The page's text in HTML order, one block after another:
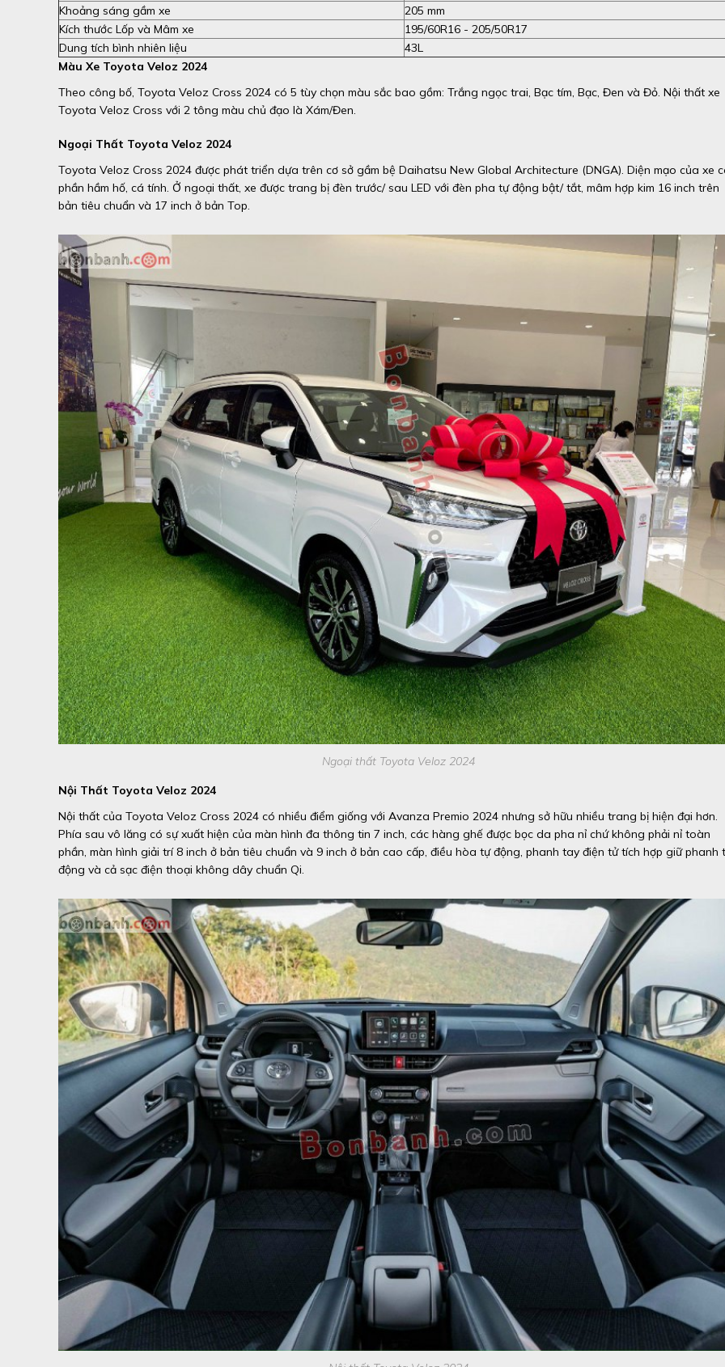
Khoảng sáng gầm xe
205 mm
Kích thước Lốp và Mâm xe
195/60R16 - 205/50R17
Dung tích bình nhiên liệu
43L
Màu Xe Toyota Veloz 2024
Theo công bố, Toyota Veloz Cross 2024 có 5 tùy chọn màu sắc bao gồm: Trắng ngọc trai, Bạc tím, Bạc, Đen và Đỏ. Nội thất xe
Toyota Veloz Cross với 2 tông màu chủ đạo là Xám/Đen.
Ngoại Thất Toyota Veloz 2024
Toyota Veloz Cross 2024 được phát triển dựa trên cơ sở gầm bệ Daihatsu New Global Architecture (DNGA). Diện mạo của xe
phần hầm hố, cá tính. Ở ngoại thất, xe được trang bị đèn trước/ sau LED với đèn pha tự động bật/ tắt, mâm hợp kim 16 inch trên
bản tiêu chuẩn và 17 inch ở bản Top.
Ngoại thất Toyota Veloz 2024
Nội Thất Toyota Veloz 2024
Nội thất của Toyota Veloz Cross 2024 có nhiều điểm giống với Avanza Premio 2024 nhưng sở hữu nhiều trang bị hiện đại hơn.
Phía sau vô lăng có sự xuất hiện của màn hình đa thông tin 7 inch, các hàng ghế được bọc da pha nỉ chứ không phải nỉ toàn
phần, màn hình giải trí 8 inch ở bản tiêu chuẩn và 9 inch ở bản cao cấp, điều hòa tự động, phanh tay điện tử tích hợp giữ phanh
động và cả sạc điện thoại không dây chuẩn Qi.